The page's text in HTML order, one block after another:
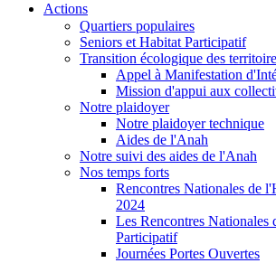
Actions
Quartiers populaires
Seniors et Habitat Participatif
Transition écologique des
Appel à Manifestation
Mission d'appui aux
Notre plaidoyer
Notre plaidoyer technique
Aides de l'Anah
Notre suivi des aides de l'Anah
Nos temps forts
Rencontres Nationales de
2024
Les Rencontres Nationales
Participatif
Journées Portes Ouvertes